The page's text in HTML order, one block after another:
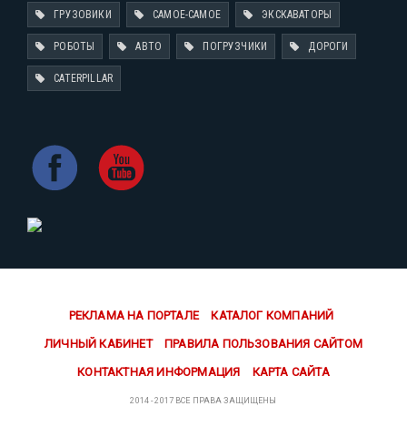
ГРУЗОВИКИ САМОЕ-САМОЕ ЭКСКАВАТОРЫ
РОБОТЫ АВТО ПОГРУЗЧИКИ ДОРОГИ
CATERPILLAR
РЕКЛАМА НА ПОРТАЛЕ КАТАЛОГ КОМПАНИЙ
ЛИЧНЫЙ КАБИНЕТ ПРАВИЛА ПОЛЬЗОВАНИЯ САЙТОМ
КОНТАКТНАЯ ИНФОРМАЦИЯ КАРТА САЙТА
2014 - 2017 ВСЕ ПРАВА ЗАЩИЩЕНЫ